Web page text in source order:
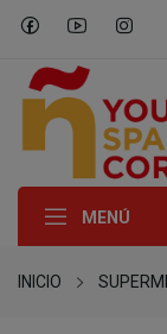
MENÚ
INICIO